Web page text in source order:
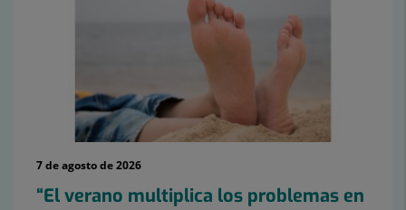
7 de agosto de 2026
“El verano multiplica los problemas en